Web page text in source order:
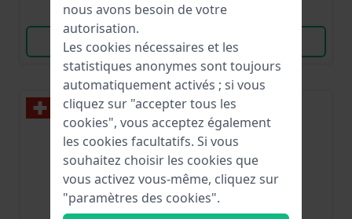
Comparer
Voir les produits
Voir les produits
nous avons besoin de votre
autorisation.
Les cookies nécessaires et les
statistiques anonymes sont toujours
automatiquement activés ; si vous
cliquez sur "accepter tous les
cookies", vous acceptez également
les cookies facultatifs. Si vous
souhaitez choisir les cookies que
vous activez vous-même, cliquez sur
"paramètres des cookies".